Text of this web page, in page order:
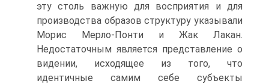
эту столь важную для восприятия и для
производства образов структуру указывали
Морис Мерло-Понти и Жак Лакан.
Недостаточным является представление о
видении, исходящее из того, что
идентичные самим себе субъекты